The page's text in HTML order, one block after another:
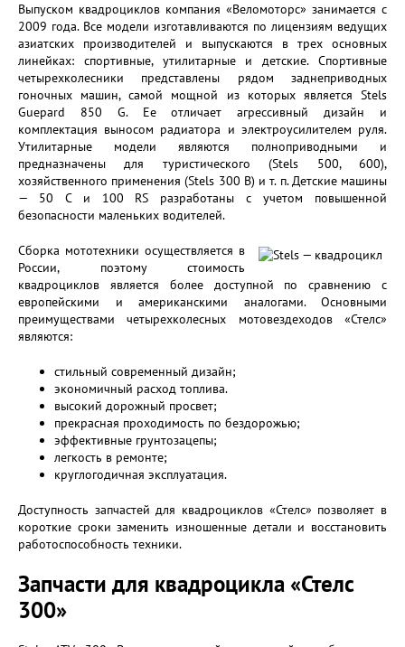
Выпуском квадроциклов компания «Веломоторс» занимается с
2009 года. Все модели изготавливаются по лицензиям ведущих
азиатских производителей и выпускаются в трех основных
линейках: спортивные, утилитарные и детские. Спортивные
четырехколесники представлены рядом заднеприводных
гоночных машин, самой мощной из которых является Stels
Guepard 850 G. Ее отличает агрессивный дизайн и
комплектация выносом радиатора и электроусилителем руля.
Утилитарные модели являются полноприводными и
предназначены для туристического (Stels 500, 600),
хозяйственного применения (Stels 300 В) и т. п. Детские машины
— 50 С и 100 RS разработаны с учетом повышенной
безопасности маленьких водителей.
Сборка мототехники осуществляется в
России, поэтому стоимость
квадроциклов является более доступной по сравнению с
европейскими и американскими аналогами. Основными
преимуществами четырехколесных мотовездеходов «Стелс»
являются:
стильный современный дизайн;
экономичный расход топлива.
высокий дорожный просвет;
прекрасная проходимость по бездорожью;
эффективные грунтозацепы;
легкость в ремонте;
круглогодичная эксплуатация.
Доступность запчастей для квадроциклов «Стелс» позволяет в
короткие сроки заменить изношенные детали и восстановить
работоспособность техники.
Запчасти для квадроцикла «Стелс
300»